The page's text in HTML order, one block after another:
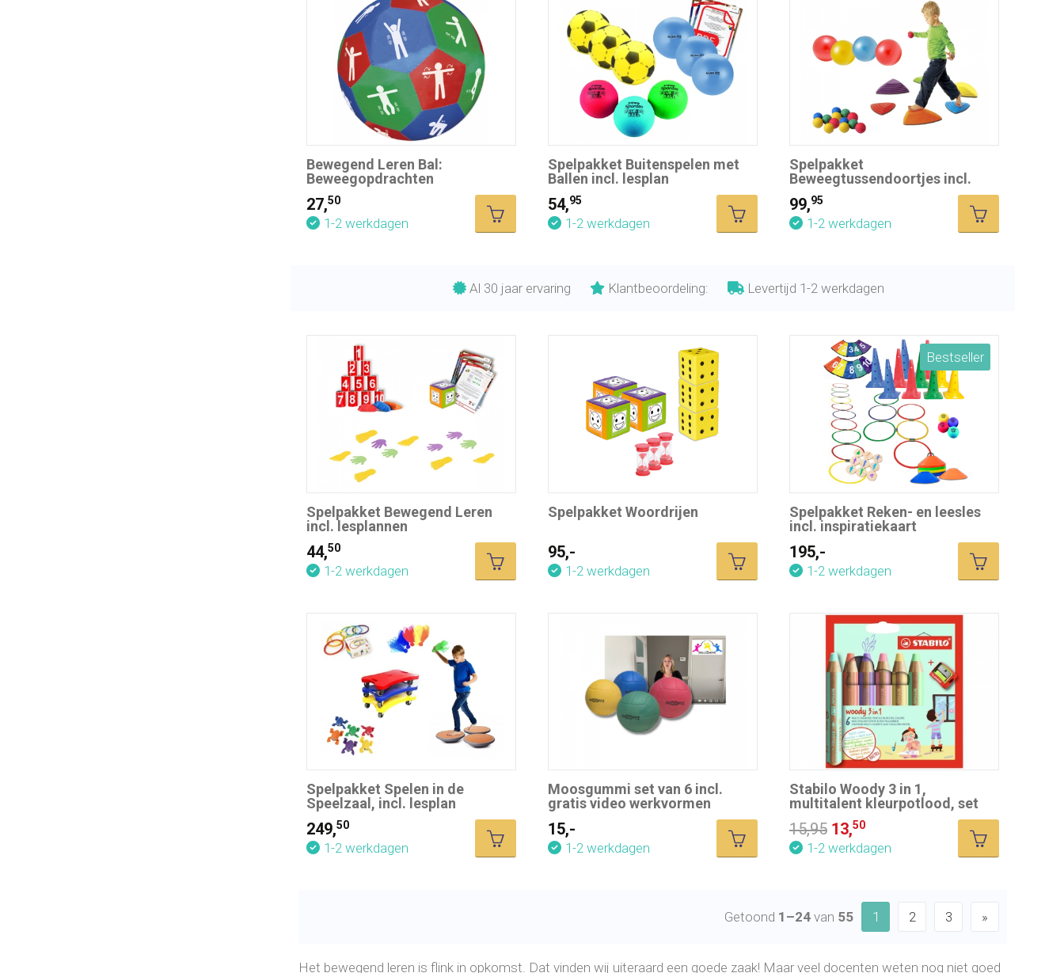
Bewegend Leren Bal:
Beweegopdrachten
27,50
1-2 werkdagen
Spelpakket Buitenspelen met
Ballen incl. lesplan
54,95
1-2 werkdagen
Spelpakket
Beweegtussendoortjes incl.
lesplan
99,95
1-2 werkdagen
Al 30 jaar ervaring Klantbeoordeling: Levertijd 1-2 werkdagen
Spelpakket Bewegend Leren
incl. lesplannen
44,50
1-2 werkdagen
Spelpakket Woordrijen
95,-
1-2 werkdagen
Bestseller
Spelpakket Reken- en leesles
incl. inspiratiekaart
195,-
1-2 werkdagen
Spelpakket Spelen in de
Speelzaal, incl. lesplan
249,50
1-2 werkdagen
Moosgummi set van 6 incl.
gratis video werkvormen
15,-
1-2 werkdagen
Stabilo Woody 3 in 1,
multitalent kleurpotlood, set
van 6 pastel kleuren incl.
puntenslijper (OP=OP)
15,95 13,50
1-2 werkdagen
Getoond 1–24 van 55 1 2 3 »
Het bewegend leren is flink in opkomst. Dat vinden wij uiteraard een goede zaak! Maar veel docenten weten nog niet goed